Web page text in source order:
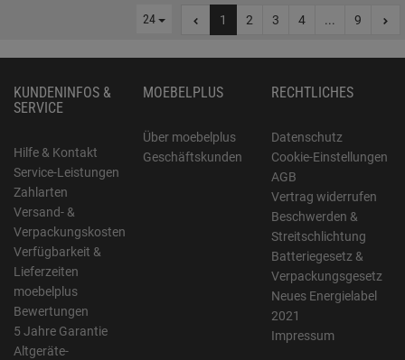
24 1 2 3 4 ... 9
KUNDENINFOS &
SERVICE
Hilfe & Kontakt
Service-Leistungen
Zahlarten
Versand- &
Verpackungskosten
Verfügbarkeit &
Lieferzeiten
moebelplus
Bewertungen
5 Jahre Garantie
Altgeräte-
MOEBELPLUS
Über moebelplus
Geschäftskunden
RECHTLICHES
Datenschutz
Cookie-Einstellungen
AGB
Vertrag widerrufen
Beschwerden &
Streitschlichtung
Batteriegesetz &
Verpackungsgesetz
Neues Energielabel
2021
Impressum